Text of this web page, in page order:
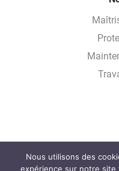
Nous utilisons des
expérience sur notre site